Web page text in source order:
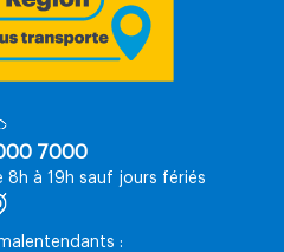
7000
8h à 19h sauf jours fériés
: